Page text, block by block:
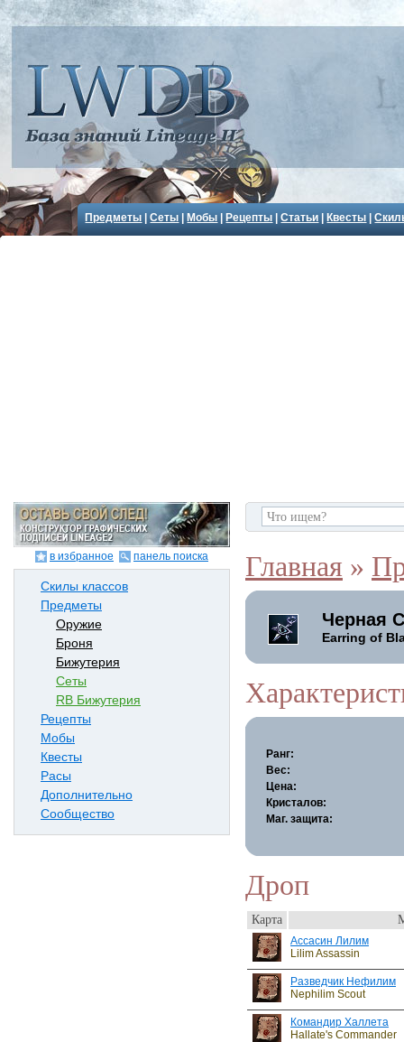
Предметы |Сеты Мобы Рецепты |Статьи Квесты |
в избранное панель поиска
Скилы классов
Предметы
Оружие
Броня
Бижутерия
Сеты
RB Бижутерия
Рецепты
Мобы
Квесты
Расы
Дополнительно
Сообщество
Главная »
Черная
Earring of
Ранг:
Вес:
Цена:
Кристалов:
Маг. защита:
Дроп
Карта
Ассасин Лилим
Lilim Assassin
Разведчик Нефилим
Nephilim Scout
Командир Халлета
Hallate's Commander